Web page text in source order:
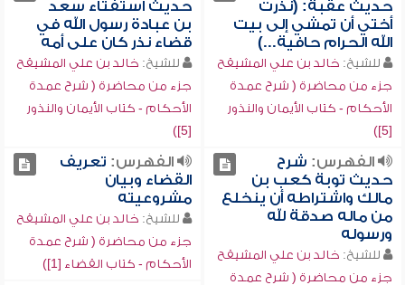
حديث عقبة: (نذرت
أختي أن تمشي إلى بيت
الله الحرام حافية...)
للشيخ: خالد بن علي المشيقح
جزء من محاضرة ( شرح عمدة
الأحكام - كتاب الأيمان والنذور
[5])
حديث استفتاء سعد
بن عبادة رسول الله في
قضاء نذر كان على أمه
للشيخ: خالد بن علي المشيقح
جزء من محاضرة ( شرح عمدة
الأحكام - كتاب الأيمان والنذور
[5])
الفهرس: شرح
حديث توبة كعب بن
مالك واشتراطه أن ينخلع
من ماله صدقة لله
ورسوله
للشيخ: خالد بن علي المشيقح
جزء من محاضرة ( شرح عمدة
الفهرس: تعريف
القضاء وبيان
مشروعيته
للشيخ: خالد بن علي المشيقح
جزء من محاضرة ( شرح عمدة
الأحكام - كتاب القضاء [1])